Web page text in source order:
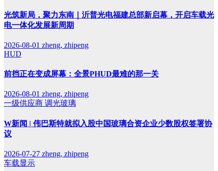
光筑新局，聚力东南｜沂普光电福建总部新启幕，开启车载光
电一体化发展新周期
2026-08-01 zheng, zhipeng
HUD
前挡正在变成屏幕：全景PHUD最难的那一关
2026-08-01 zheng, zhipeng
一级供应商 调光玻璃
W新闻 | 伟巴斯特就拟入股中国玻璃合资企业少数股权签署协
议
2026-07-27 zheng, zhipeng
车载显示